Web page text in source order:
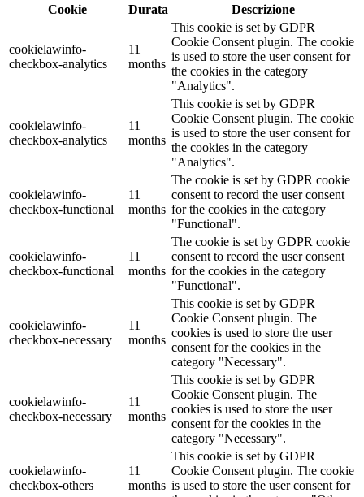
Cookie
Durata Descrizione
cookielawinfo-
checkbox-analytics
11
months
This cookie is set by GDPR
Cookie Consent plugin. The cookie
is used to store the user consent for
the cookies in the category
"Analytics".
cookielawinfo-
checkbox-analytics
11
months
This cookie is set by GDPR
Cookie Consent plugin. The cookie
is used to store the user consent for
the cookies in the category
"Analytics".
cookielawinfo-
checkbox-functional
11
months
The cookie is set by GDPR cookie
consent to record the user consent
for the cookies in the category
"Functional".
cookielawinfo-
checkbox-functional
11
months
The cookie is set by GDPR cookie
consent to record the user consent
for the cookies in the category
"Functional".
cookielawinfo-
checkbox-necessary
11
months
This cookie is set by GDPR
Cookie Consent plugin. The
cookies is used to store the user
consent for the cookies in the
category "Necessary".
cookielawinfo-
checkbox-necessary
11
months
This cookie is set by GDPR
Cookie Consent plugin. The
cookies is used to store the user
consent for the cookies in the
category "Necessary".
cookielawinfo-
checkbox-others
11
months
This cookie is set by GDPR
Cookie Consent plugin. The cookie
is used to store the user consent for